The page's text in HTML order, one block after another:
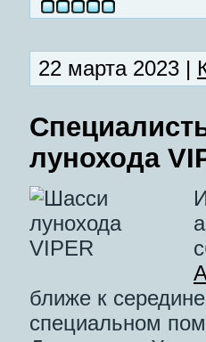
22 марта 2023 |
лунохода
ближе к
специальном